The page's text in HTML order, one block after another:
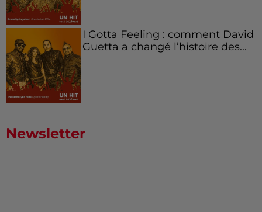
I Gotta Feeling : comment David
Guetta a changé l’histoire des...
Newsletter